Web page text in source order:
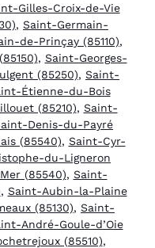
Gilles-Croix-de-Vie
, Saint-Germain-
de-Prinçay (85110),
, Saint-Georges-
(85250), Saint-
Étienne-du-Bois
(85210), Saint-
Denis-du-Payré
(85540), Saint-Cyr-
du-Ligneron
(85540), Saint-
, Saint-Aubin-la-Plaine
(85130), Saint-
André-Goule-d’Oie
(85510),